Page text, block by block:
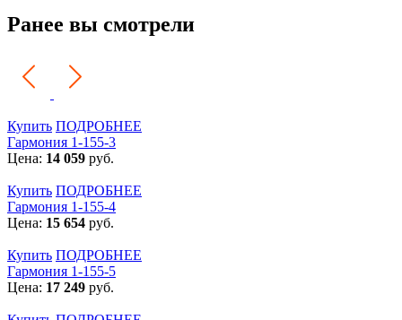
Ранее вы смотрели
Купить ПОДРОБНЕЕ
Гармония 1-155-3
Цена: 14 059 руб.
Купить ПОДРОБНЕЕ
Гармония 1-155-4
Цена: 15 654 руб.
Купить ПОДРОБНЕЕ
Гармония 1-155-5
Цена: 17 249 руб.